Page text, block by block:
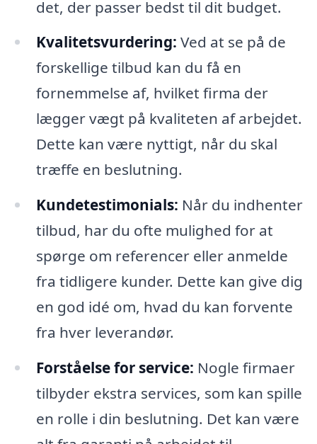
det, der passer bedst til dit budget.
Kvalitetsvurdering: Ved at se på de
forskellige tilbud kan du få en
fornemmelse af, hvilket firma der
lægger vægt på kvaliteten af arbejdet.
Dette kan være nyttigt, når du skal
træffe en beslutning.
Kundetestimonials: Når du indhenter
tilbud, har du ofte mulighed for at
spørge om referencer eller anmelde
fra tidligere kunder. Dette kan give dig
en god idé om, hvad du kan forvente
fra hver leverandør.
Forståelse for service: Nogle firmaer
tilbyder ekstra services, som kan spille
en rolle i din beslutning. Det kan være